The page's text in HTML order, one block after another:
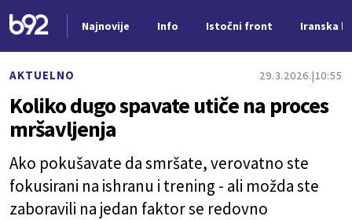
Najnovije Info Istočni front Iranska
AKTUELNO 29.3.2026. 10:55
Koliko dugo spavate utiče na proces
mršavljenja
Ako pokušavate da smršate, verovatno ste
fokusirani na ishranu i trening - ali možda ste
zaboravili na jedan faktor se redovno